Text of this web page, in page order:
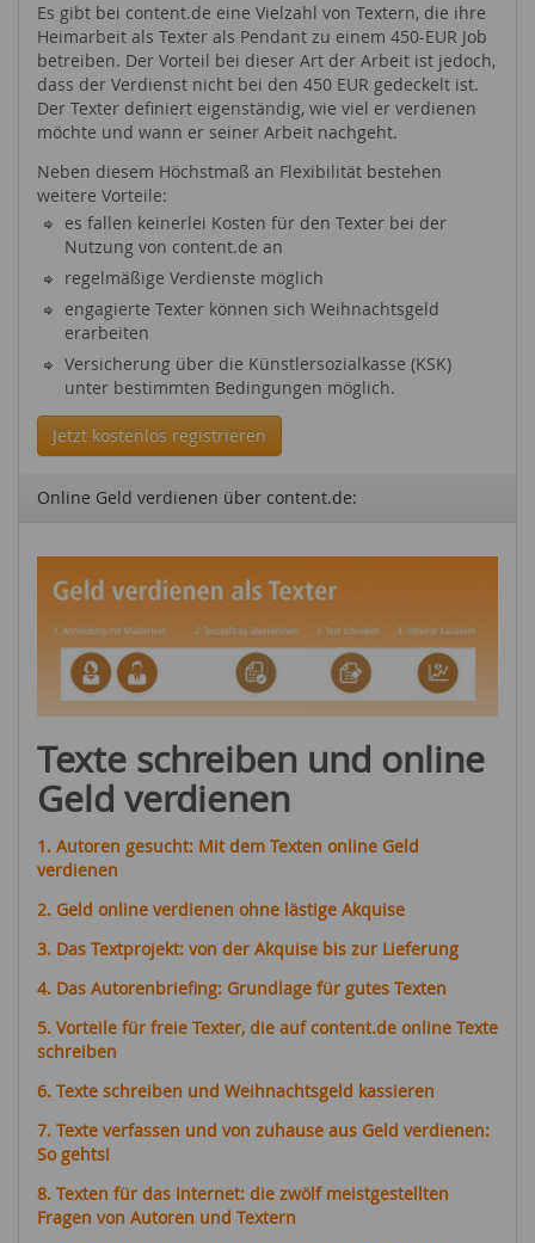
Es gibt bei content.de eine Vielzahl von Textern, die ihre
Heimarbeit als Texter als Pendant zu einem 450-EUR Job
betreiben. Der Vorteil bei dieser Art der Arbeit ist jedoch,
dass der Verdienst nicht bei den 450 EUR gedeckelt ist.
Der Texter definiert eigenständig, wie viel er verdienen
möchte und wann er seiner Arbeit nachgeht.
Neben diesem Höchstmaß an Flexibilität bestehen
weitere Vorteile:
es fallen keinerlei Kosten für den Texter bei der
Nutzung von content.de an
regelmäßige Verdienste möglich
engagierte Texter können sich Weihnachtsgeld
erarbeiten
Versicherung über die Künstlersozialkasse (KSK)
unter bestimmten Bedingungen möglich.
Jetzt kostenlos registrieren
Online Geld verdienen über content.de:
Texte schreiben und online
Geld verdienen
1. Autoren gesucht: Mit dem Texten online Geld
verdienen
2. Geld online verdienen ohne lästige Akquise
3. Das Textprojekt: von der Akquise bis zur Lieferung
4. Das Autorenbriefing: Grundlage für gutes Texten
5. Vorteile für freie Texter, die auf content.de online Texte
schreiben
6. Texte schreiben und Weihnachtsgeld kassieren
7. Texte verfassen und von zuhause aus Geld verdienen:
So gehts!
8. Texten für das Internet: die zwölf meistgestellten
Fragen von Autoren und Textern